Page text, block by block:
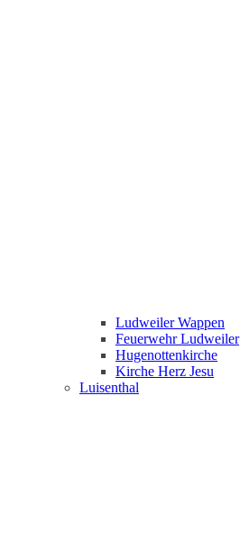
Ludweiler Wappen
Feuerwehr Ludweiler
Hugenottenkirche
Kirche Herz Jesu
Luisenthal